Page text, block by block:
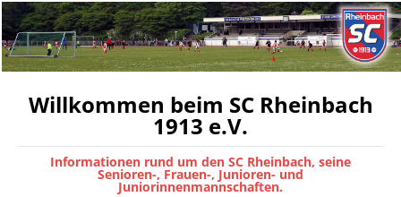
Willkommen beim SC Rheinbach
1913 e.V.
Informationen rund um den SC Rheinbach, seine
Senioren-, Frauen-, Junioren- und
Juniorinnenmannschaften.